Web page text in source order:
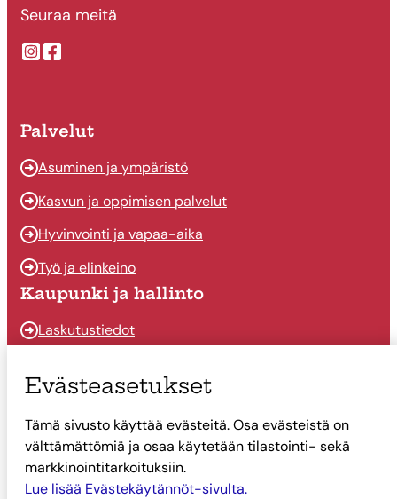
Seuraa meitä
Suonenjoen kaupungin Instragram
Suonenjoen kaupungin Facebook
Palvelut
Asuminen ja ympäristö
Kasvun ja oppimisen palvelut
Hyvinvointi ja vapaa-aika
Työ ja elinkeino
Kaupunki ja hallinto
Laskutustiedot
Päätöksenteko
Talous
Yhteystiedot
Tietoa Suonenjoesta
Evästeasetukset
Tämä sivusto käyttää evästeitä. Osa evästeistä on
välttämättömiä ja osaa käytetään tilastointi- sekä
markkinointitarkoituksiin.
Lue lisää Evästekäytännöt-sivulta.